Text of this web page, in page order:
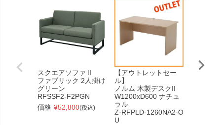
スクエアソファⅡ
ファブリック 2人掛け
グリーン
RFSSF2-F2PGN
価格 ¥52,800(税込)
【アウトレットセー
ル】
ノルム 木製デスクII
W1200xD600 ナチュ
ラル
Z-RFPLD-1260NA2-O
U
【在庫